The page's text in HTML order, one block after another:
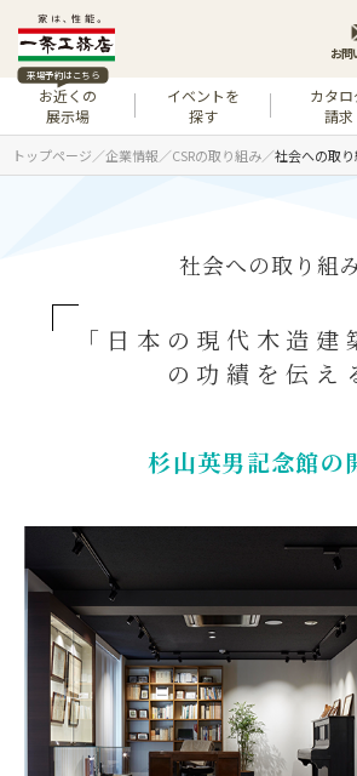
来場予約はこちら
お近くの
展示場
イベントを
探す
カタロ
請求
お問
トップページ 企業情報 CSRの取り組み 社会への取り
社会への取り組
「日本の現代木造建
の 功績を伝え
杉山英男記念館の